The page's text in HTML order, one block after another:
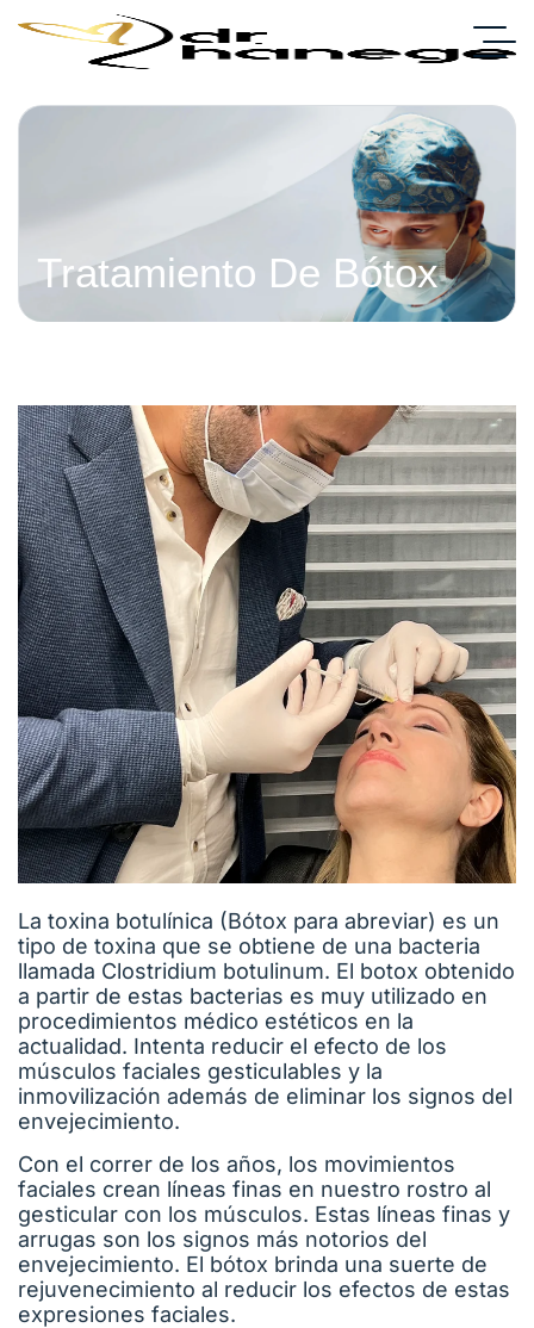
Tratamiento De Bótox
La toxina botulínica (Bótox para abreviar) es un
tipo de toxina que se obtiene de una bacteria
llamada Clostridium botulinum. El botox obtenido
a partir de estas bacterias es muy utilizado en
procedimientos médico estéticos en la
actualidad. Intenta reducir el efecto de los
músculos faciales gesticulables y la
inmovilización además de eliminar los signos del
envejecimiento.
Con el correr de los años, los movimientos
faciales crean líneas finas en nuestro rostro al
gesticular con los músculos. Estas líneas finas y
arrugas son los signos más notorios del
envejecimiento. El bótox brinda una suerte de
rejuvenecimiento al reducir los efectos de estas
expresiones faciales.